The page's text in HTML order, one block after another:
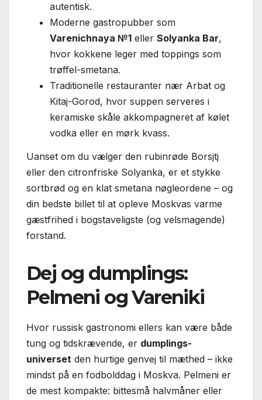
autentisk.
Moderne gastropubber som
Varenichnaya №1 eller Solyanka Bar,
hvor kokkene leger med toppings som
trøffel-smetana.
Traditionelle restauranter nær Arbat og
Kitaj-Gorod, hvor suppen serveres i
keramiske skåle akkompagneret af kølet
vodka eller en mørk kvass.
Uanset om du vælger den rubinrøde Borsjtj
eller den citronfriske Solyanka, er et stykke
sortbrød og en klat smetana nøgleordene – og
din bedste billet til at opleve Moskvas varme
gæstfrihed i bogstaveligste (og velsmagende)
forstand.
Dej og dumplings:
Pelmeni og Vareniki
Hvor russisk gastronomi ellers kan være både
tung og tidskrævende, er dumplings-
universet den hurtige genvej til mæthed – ikke
mindst på en fodbolddag i Moskva. Pelmeni er
de mest kompakte: bittesmå halvmåner eller